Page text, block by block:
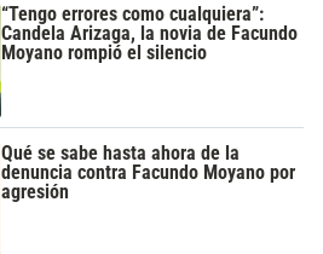
“Tengo errores como cualquiera”:
Candela Arizaga, la novia de Facundo
Moyano rompió el silencio
Qué se sabe hasta ahora de la
denuncia contra Facundo Moyano por
agresión